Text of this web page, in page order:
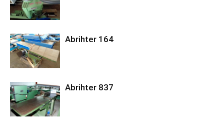
Abrihter 164
Abrihter 837